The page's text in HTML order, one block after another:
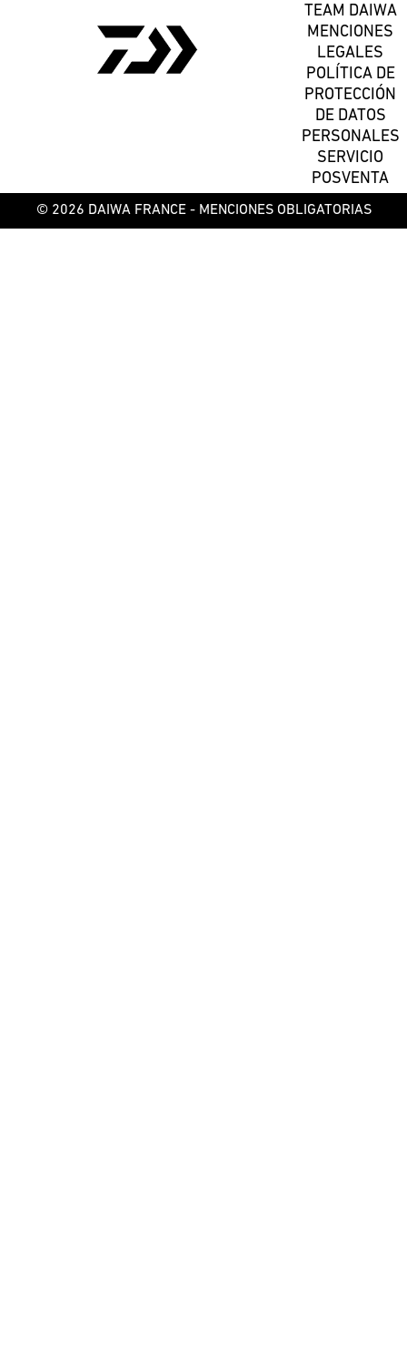
TEAM DAIWA
MENCIONES
LEGALES
POLÍTICA DE
PROTECCIÓN
DE DATOS
PERSONALES
SERVICIO
POSVENTA
© 2026 DAIWA FRANCE - MENCIONES OBLIGATORIAS